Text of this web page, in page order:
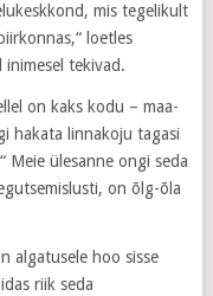
mis tegelikult
loetles
inimesel tekivad.
on kaks kodu – maa-
hakata linnakoju tagasi
Meie ülesanne ongi seda
on õlg-õla
algatusele hoo sisse
riik seda